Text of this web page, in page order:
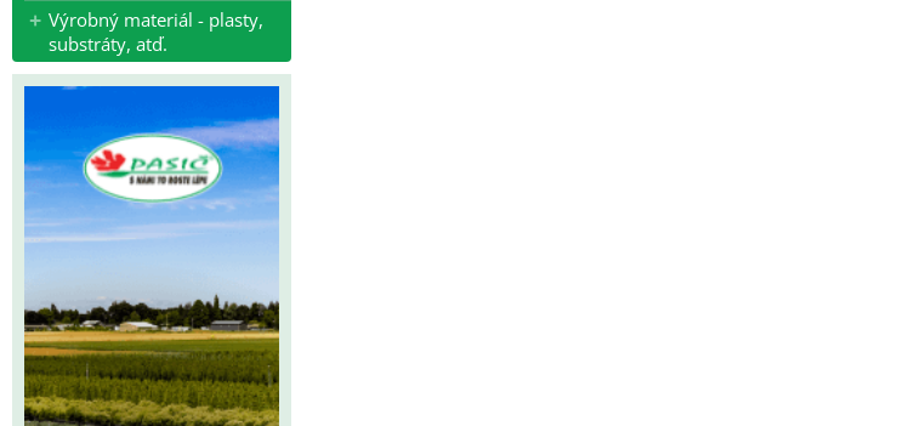
Výrobný materiál - plasty,
substráty, atď.